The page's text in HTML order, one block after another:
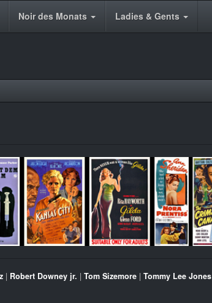
Noir des Monats Ladies & Gents
| Robert Downey jr. | Tom Sizemore | Tommy Lee Jones